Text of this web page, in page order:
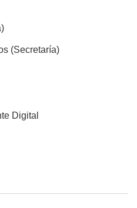
(Secretaría)
Digital